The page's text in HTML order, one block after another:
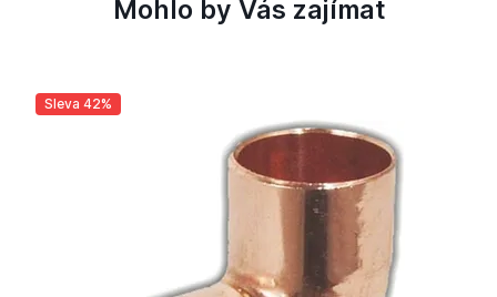
Mohlo by Vás zajímat
Sleva 42%